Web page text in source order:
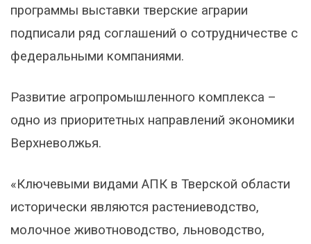
программы выставки тверские аграрии
подписали ряд соглашений о сотрудничестве с
федеральными компаниями.
Развитие агропромышленного комплекса –
одно из приоритетных направлений экономики
Верхневолжья.
«Ключевыми видами АПК в Тверской области
исторически являются растениеводство,
молочное животноводство, льноводство,